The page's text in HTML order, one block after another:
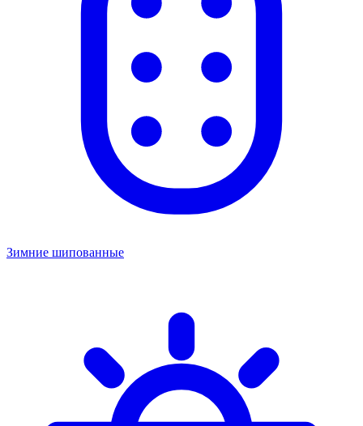
Зимние шипованные